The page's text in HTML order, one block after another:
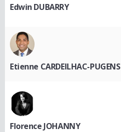
Edwin DUBARRY
Etienne CARDEILHAC-PUGENS
Florence JOHANNY